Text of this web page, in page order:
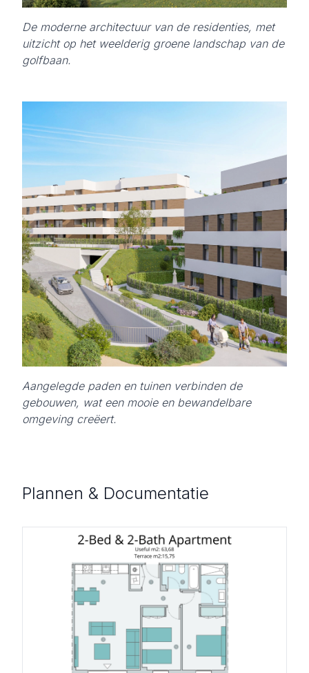
De moderne architectuur van de residenties, met
uitzicht op het weelderig groene landschap van de
golfbaan.
Aangelegde paden en tuinen verbinden de
gebouwen, wat een mooie en bewandelbare
omgeving creëert.
Plannen & Documentatie